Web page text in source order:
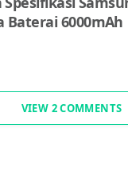
Baterai 6000mAh
VIEW 2 COMMENTS